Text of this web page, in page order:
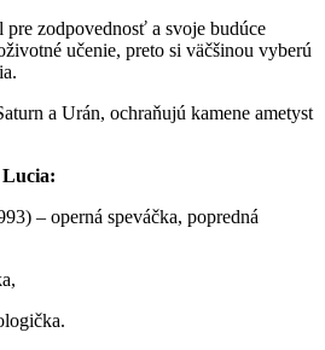
zodpovednosť a svoje budúce
učenie, preto si väčšinou vyberú
a Urán, ochraňujú kamene ametyst
Lucia:
– operná speváčka, popredná